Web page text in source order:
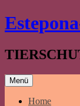
Springe
zum
Menü
Home